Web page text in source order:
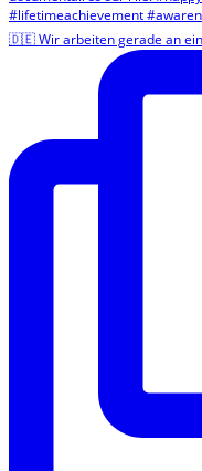
🇩🇪 Wir arbeiten gerade an